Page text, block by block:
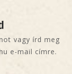
vagy írd meg
e-mail címre.